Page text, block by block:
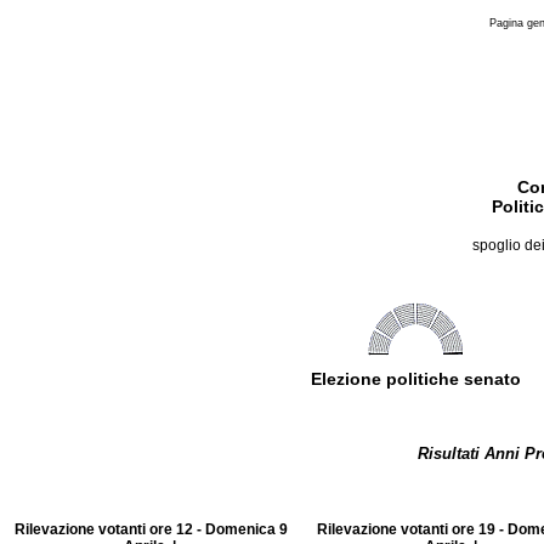
Pagina
spoglio
Elezione politiche senato
Risultati Anni
Rilevazione votanti ore 12 - Domenica 9
Rilevazione votanti ore 19 -